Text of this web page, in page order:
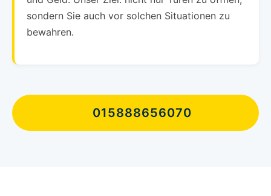
sondern Sie auch vor solchen Situationen zu
bewahren.
015888656070